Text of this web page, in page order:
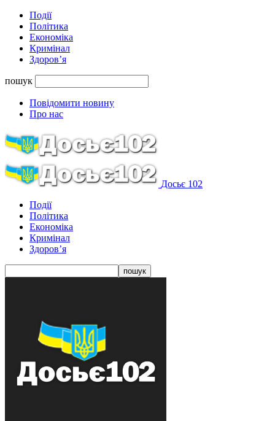
Події
Політика
Економіка
Кримінал
Здоров’я
пошук
Повідомити новину
Про нас
Досьє 102
Події
Політика
Економіка
Кримінал
Здоров’я